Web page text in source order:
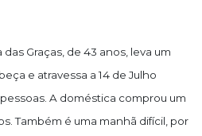
Graças, de 43 anos, leva um
e atravessa a 14 de Julho
A doméstica comprou um
Também é uma manhã difícil, por